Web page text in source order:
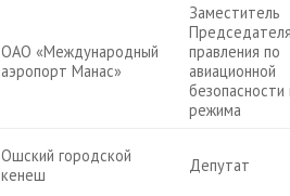
ОАО «Международный
аэропорт Манас»
Заместитель
правления по
авиационной
безопасности
режима
Ошский городской
кенеш
Депутат